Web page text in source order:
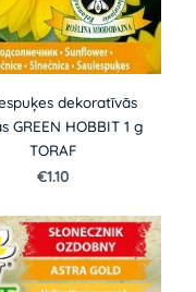
dekoratīvās
GREEN HOBBIT 1 g
TORAF
€1.10